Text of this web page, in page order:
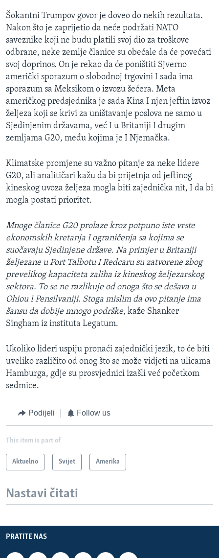
Šokantni Trumpov govor je doveo do nekih rezultata.
Nakon što je zaprijetio da neće podržati NATO
saveznike koji ne budu platili svoj dio za troškove
odbrane, neke zemlje članice su obećale da će povećati
svoj doprinos. On je rekao da će poništiti Sjverno
američki sporazum o slobodnoj trgovini I sada ima
sporazum sa Meksikom o izvozu šećera. Meta
američkog predsjednika je sada Kina I njen jeftin izvoz
željeza koji se krivi za uništavanje poslova ne samo u
Sjedinjenim državama, već I u Britaniji I drugim
zemljama G20, među kojima je I Njemačka.
Klimatske promjene su važno pitanje za neke lidere
G20, ali analitičari kažu da bi prijetnja od jeftinog
kineskog uvoza željeza mogla biti zajednička nit, I da bi
mogla postati prioritet.
Mnoge članice G20 prolaze kroz potpuno iste vrste
ekonomskih kretanja I ograničenja sa kojima se
suočavaju Sjedinjene države. Na primjer u Britaniji
željezane u Port Talbotu I Redcaru su zatvorene zbog
prevelikog kapaciteta zaliha iz kineskog željezarskog
sektora. To se ne razlikuje od onoga što se dešava u
Ohiou I Pensilvaniji. Stoga mislim da ovo pitanje ima
šansu da dobije mnogo podrške, kaže Shanker
Singham iz instituta Legatum.
Ukoliko lideri uspiju pronaći zajednički jezik, to će biti
uveliko različito od onog što se može vidjeti na ulicama
Hamburga, gdje su prosvjednici izašli već početkom
sedmice.
Podijeli Follow us
This item is part of
Aktuelno Svijet Amerika
Nastavi čitati
PRATITE NAS